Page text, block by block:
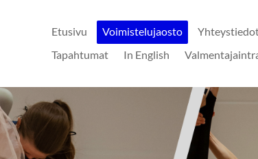
Etusivu Voimistelujaosto
Tapahtumat
In English